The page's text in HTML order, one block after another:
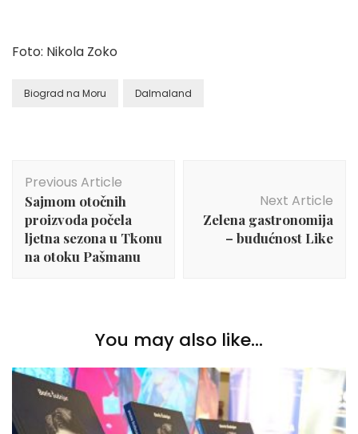
Foto: Nikola Zoko
Biograd na Moru Dalmaland
Navigation
Previous Article
Sajmom otočnih
proizvoda počela
ljetna sezona u Tkonu
na otoku Pašmanu
Next Article
Zelena gastronomija
– budućnost Like
You may also like...